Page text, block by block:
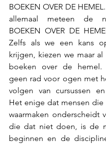
BOEKEN OVER DE
allemaal meteen de
BOEKEN OVER DE
Zelfs als we een kans
krijgen, kiezen we maar
boeken over de hemel.
geen rad voor ogen met
volgen van cursussen
Het enige dat mensen
waarmaken onderscheidt
die dat niet doen, is de
beginnen en de